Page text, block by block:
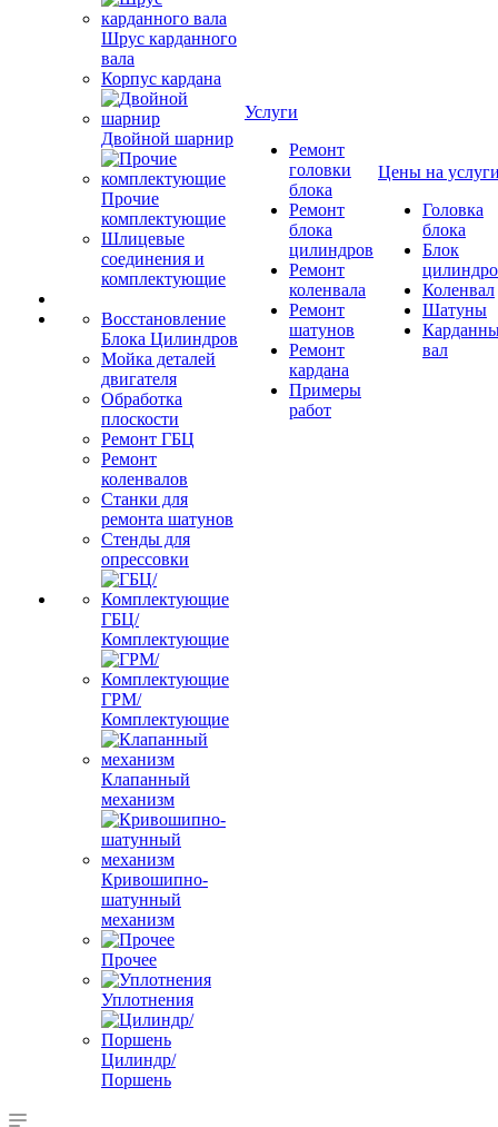
Шрус карданного
вала
Корпус кардана
Двойной шарнир
Прочие
комплектующие
Шлицевые
соединения и
комплектующие
Восстановление
Блока Цилиндров
Мойка деталей
двигателя
Обработка
плоскости
Ремонт ГБЦ
Ремонт
коленвалов
Станки для
ремонта шатунов
Стенды для
опрессовки
ГБЦ/
Комплектующие
ГРМ/
Комплектующие
Клапанный
механизм
Кривошипно-
шатунный
механизм
Прочее
Уплотнения
Цилиндр/
Поршень
Услуги
Ремонт
головки
блока
Ремонт
блока
цилиндров
Ремонт
коленвала
Ремонт
шатунов
Ремонт
кардана
Примеры
работ
Цены на
Головка
блока
Блок
Коленвал
Шатуны
вал